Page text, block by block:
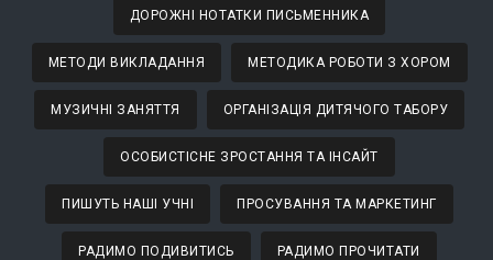
ДОРОЖНІ НОТАТКИ ПИСЬМЕННИКА
МЕТОДИ ВИКЛАДАННЯ МЕТОДИКА РОБОТИ З ХОРОМ
МУЗИЧНІ ЗАНЯТТЯ ОРГАНІЗАЦІЯ ДИТЯЧОГО ТАБОРУ
ОСОБИСТІСНЕ ЗРОСТАННЯ ТА ІНСАЙТ
ПИШУТЬ НАШІ УЧНІ ПРОСУВАННЯ ТА МАРКЕТИНГ
РАДИМО ПОДИВИТИСЬ РАДИМО ПРОЧИТАТИ